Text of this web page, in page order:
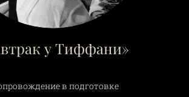
у Тиффани»
в подготовке